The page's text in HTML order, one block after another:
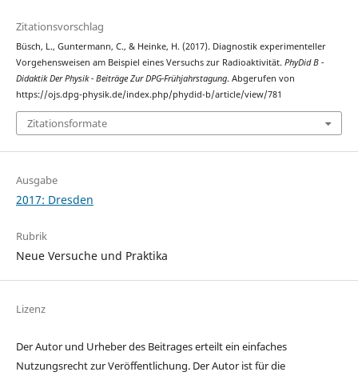
Zitationsvorschlag
Büsch, L., Guntermann, C., & Heinke, H. (2017). Diagnostik experimenteller
Vorgehensweisen am Beispiel eines Versuchs zur Radioaktivität. PhyDid B -
Didaktik Der Physik - Beiträge Zur DPG-Frühjahrstagung. Abgerufen von
https://ojs.dpg-physik.de/index.php/phydid-b/article/view/781
Zitationsformate
Ausgabe
2017: Dresden
Rubrik
Neue Versuche und Praktika
Lizenz
Der Autor und Urheber des Beitrages erteilt ein einfaches
Nutzungsrecht zur Veröffentlichung. Der Autor ist für die